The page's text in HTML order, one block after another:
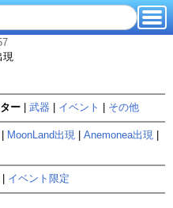
現
ー 武器 イベント その他
MoonLand出現 Anemonea出現
イベント限定